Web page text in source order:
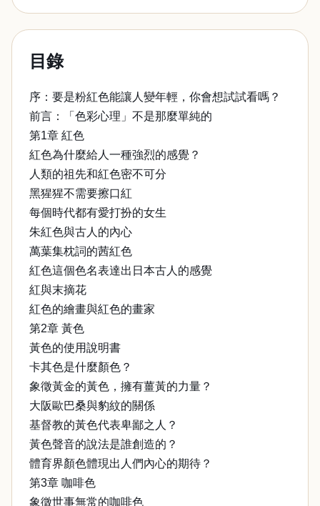
目錄
序：要是粉紅色能讓人變年輕，你會想試試看嗎？
前言：「色彩心理」不是那麼單純的
第1章 紅色
紅色為什麼給人一種強烈的感覺？
人類的祖先和紅色密不可分
黑猩猩不需要擦口紅
每個時代都有愛打扮的女生
朱紅色與古人的內心
萬葉集枕詞的茜紅色
紅色這個色名表達出日本古人的感覺
紅與末摘花
紅色的繪畫與紅色的畫家
第2章 黃色
黃色的使用說明書
卡其色是什麼顏色？
象徵黃金的黃色，擁有薑黃的力量？
大阪歐巴桑與豹紋的關係
基督教的黃色代表卑鄙之人？
黃色聲音的說法是誰創造的？
體育界顏色體現出人們內心的期待？
第3章 咖啡色
象徵世事無常的咖啡色